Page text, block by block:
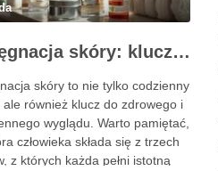
Pielęgnacja skóry: kluczowe informacje i skuteczne metody
skóry to nie tylko codzienny
ale również klucz do zdrowego i
wyglądu. Warto pamiętać,
człowieka składa się z trzech
z których każda pełni istotną